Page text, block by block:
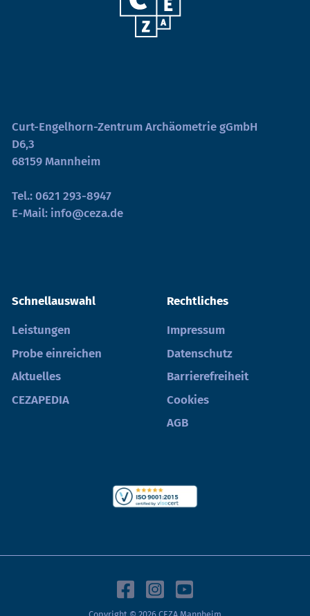
Curt-Engelhorn-Zentrum Archäometrie gGmbH
D6,3
68159 Mannheim
Tel.:0621 293-8947
E-Mail: info@ceza.de
Schnellauswahl
Leistungen
Probe einreichen
Aktuelles
CEZAPEDIA
Rechtliches
Impressum
Datenschutz
Barrierefreiheit
Cookies
AGB